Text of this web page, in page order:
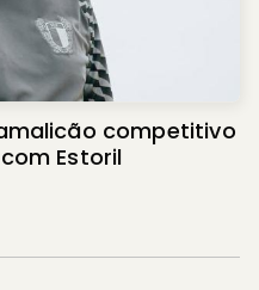
competitivo
Estoril